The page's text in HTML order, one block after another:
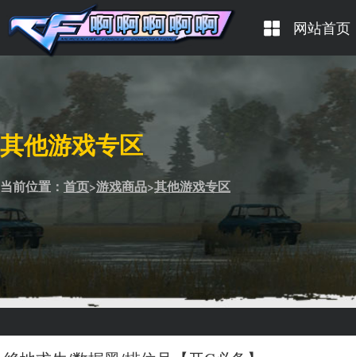
网站首页
其他游戏专区
当前位置： 首页>游戏商品>其他游戏专区